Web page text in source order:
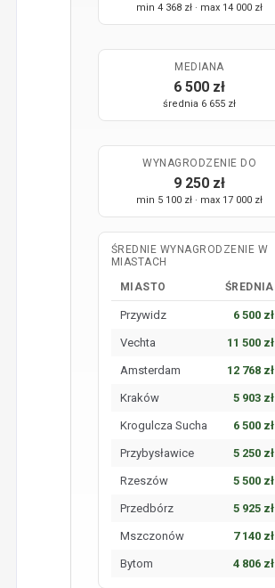
min 4 368 zł · max 14 000 zł
MEDIANA
6 500 zł
średnia 6 655 zł
WYNAGRODZENIE DO
9 250 zł
min 5 100 zł · max 17 000 zł
ŚREDNIE WYNAGRODZENIE W
MIASTACH
MIASTO
ŚREDNIA
Przywidz 6 500 zł
Vechta 11 500 zł
Amsterdam 12 768 zł
Kraków 5 903 zł
Krogulcza Sucha 6 500 zł
Przybysławice 5 250 zł
Rzeszów 5 500 zł
Przedbórz 5 925 zł
Mszczonów 7 140 zł
Bytom 4 806 zł